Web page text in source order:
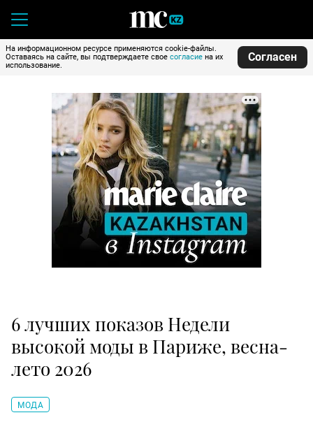
На информационном ресурсе применяются cookie-файлы.
Оставаясь на сайте, вы подтверждаете свое согласие на их
использование.
Согласен
6 лучших показов Недели
высокой моды в Париже, весна-
лето 2026
МОДА